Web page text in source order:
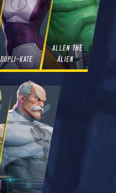
DUPLI-KATE
ALLEN THE
ALIEN